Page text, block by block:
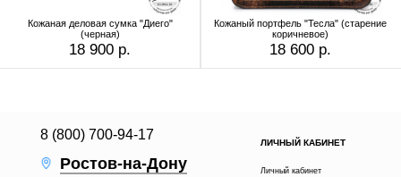
Кожаная деловая сумка "Диего"
(черная)
18 900 р.
Кожаный портфель "Тесла" (старение
коричневое)
18 600 р.
8 (800) 700-94-17
Ростов-на-Дону
ЛИЧНЫЙ КАБИНЕТ
Личный кабинет